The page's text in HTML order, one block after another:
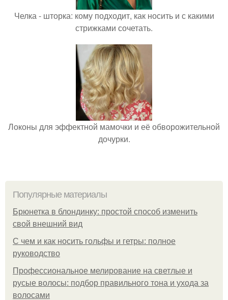
Челка - шторка: кому подходит, как носить и с какими
стрижками сочетать.
Локоны для эффектной мамочки и её обворожительной
дочурки.
Популярные материалы
Брюнетка в блондинку: простой способ изменить
свой внешний вид
С чем и как носить гольфы и гетры: полное
руководство
Профессиональное мелирование на светлые и
русые волосы: подбор правильного тона и ухода за
волосами